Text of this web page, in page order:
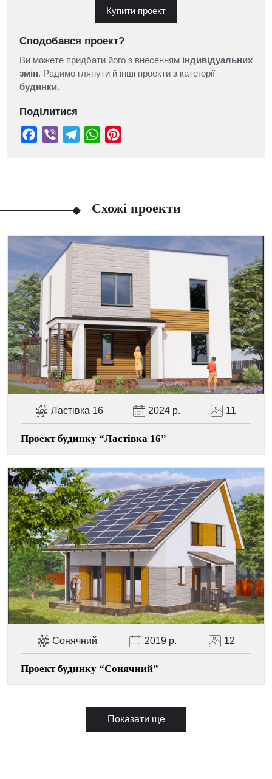
Купити проект
Сподобався проект?
Ви можете придбати його з внесенням індивідуальних
змін. Радимо глянути й інші проекти з категорії
будинки.
Поділитися
Facebook
ViberTelegramWhatsApp
Pinterest
Схожі проекти
Ластівка 16 2024 р. 11
Проект будинку “Ластівка 16”
Сонячний 2019 р. 12
Проект будинку “Сонячний”
Показати ще